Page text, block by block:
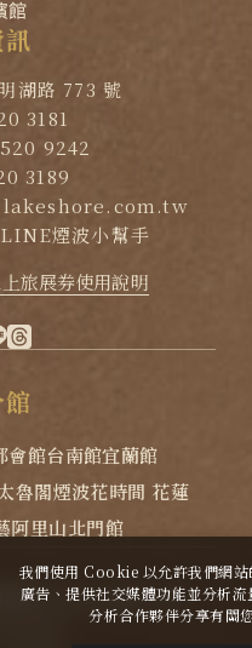
訊
湖路 773 號
3181
9242
3189
煙波小幫手
旅展券使用說明
館
會館台南館宜蘭館
魯閣煙波花時間 花蓮
阿里山北門館
舘 Copyright All
我們使用 Cookie 以允許我們網
廣告、提供社交媒體功能並分析
分析合作夥伴分享有關